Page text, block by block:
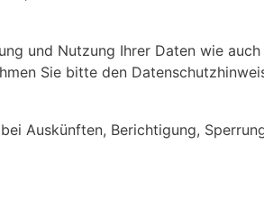
und Nutzung Ihrer Daten wie auch
Sie bitte den
Auskünften, Berichtigung,